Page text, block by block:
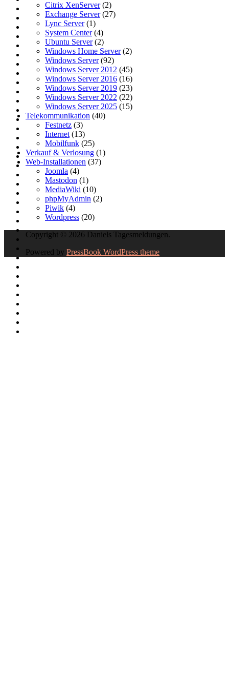
Citrix XenServer(2)
Exchange Server(27)
Lync Server(1)
System Center(4)
Ubuntu Server(2)
Windows Home Server(2)
Windows Server(92)
Windows Server 2012 (45)
Windows Server 2016 (16)
Windows Server 2019 (23)
Windows Server 2022 (22)
Windows Server 2025 (15)
Telekommunikation (40)
Festnetz (3)
Internet (13)
Mobilfunk (25)
Verkauf & Verlosung (1)
Web-Installationen (37)
Joomla (4)
Mastodon (1)
MediaWiki (10)
phpMyAdmin (2)
Piwik (4)
Wordpress (20)
Copyright © 2026 Daniels Tagesmeldungen.
Powered by PressBook WordPress theme